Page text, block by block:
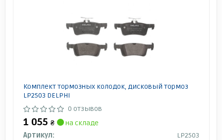
Комплект тормозных колодок, дисковый тормоз
LP2503 DELPHI
0 отзывов
1 055 ₴
на складе
Артикул:
LP2503